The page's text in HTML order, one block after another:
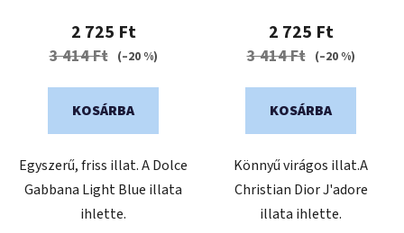
2 725 Ft
3 414 Ft (–20 %)
KOSÁRBA
Egyszerű, friss illat. A Dolce
Gabbana Light Blue illata
ihlette.
2 725 Ft
3 414 Ft (–20 %)
KOSÁRBA
Könnyű virágos illat.A
Christian Dior J'adore
illata ihlette.